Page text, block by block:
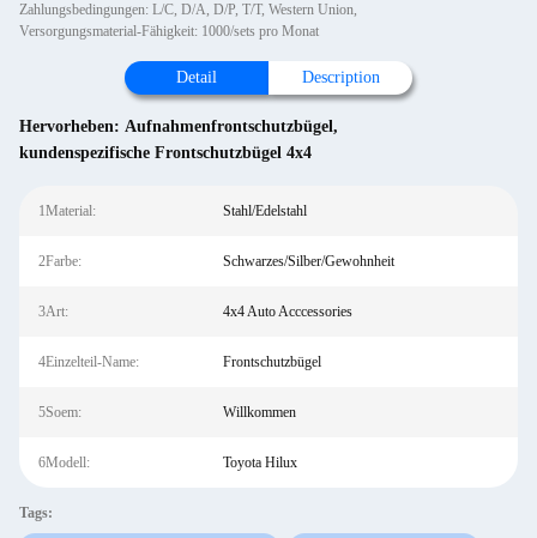
Zahlungsbedingungen: L/C, D/A, D/P, T/T, Western Union,
Versorgungsmaterial-Fähigkeit: 1000/sets pro Monat
Detail Description
Hervorheben: Aufnahmenfrontschutzbügel,
kundenspezifische Frontschutzbügel 4x4
1Material: Stahl/Edelstahl
2Farbe: Schwarzes/Silber/Gewohnheit
3Art: 4x4 Auto Acccessories
4Einzelteil-Name: Frontschutzbügel
5Soem: Willkommen
6Modell: Toyota Hilux
Tags: